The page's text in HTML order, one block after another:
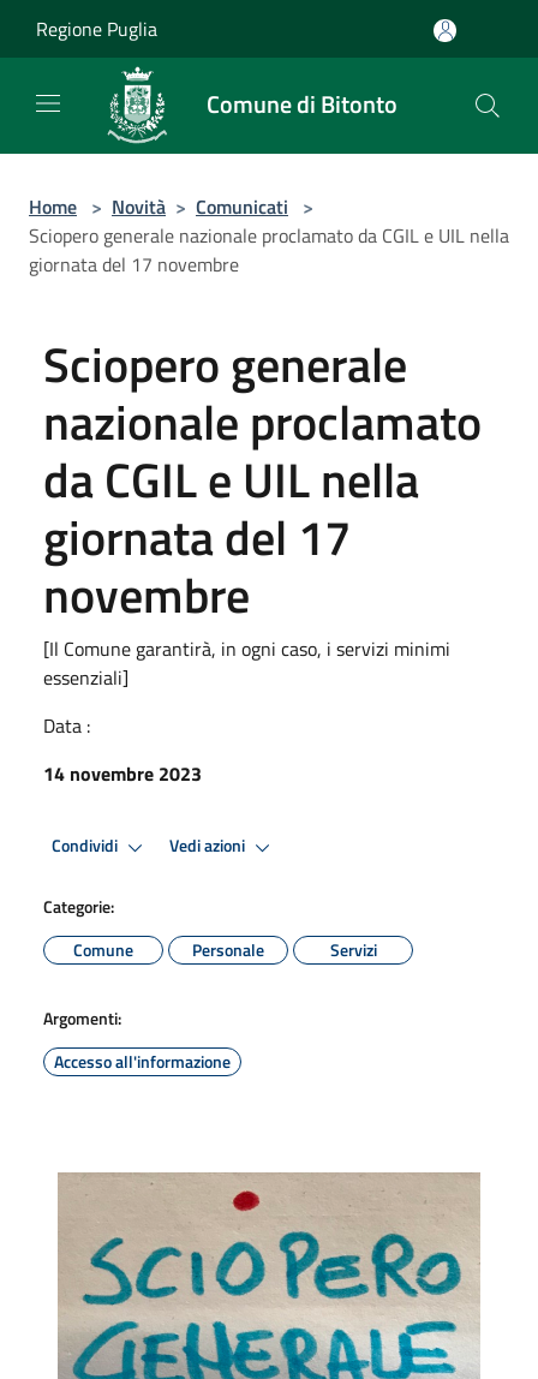
Regione Puglia
Comune di Bitonto
Home > Novità > Comunicati >
Sciopero generale nazionale proclamato da CGIL e UIL nella
giornata del 17 novembre
Sciopero generale
nazionale proclamato
da CGIL e UIL nella
giornata del 17
novembre
[Il Comune garantirà, in ogni caso, i servizi minimi
essenziali]
Data :
14 novembre 2023
Condividi Vedi azioni
Categorie:
Comune
Personale Servizi
Argomenti:
Accesso all'informazione